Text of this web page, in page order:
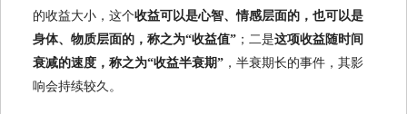
的收益大小，这个收益可以是心智、情感层面的，也可以是
身体、物质层面的，称之为“收益值” ；二是这项收益随时间
衰减的速度，称之为“收益半衰期” ，半衰期长的事件，其影
响会持续较久。